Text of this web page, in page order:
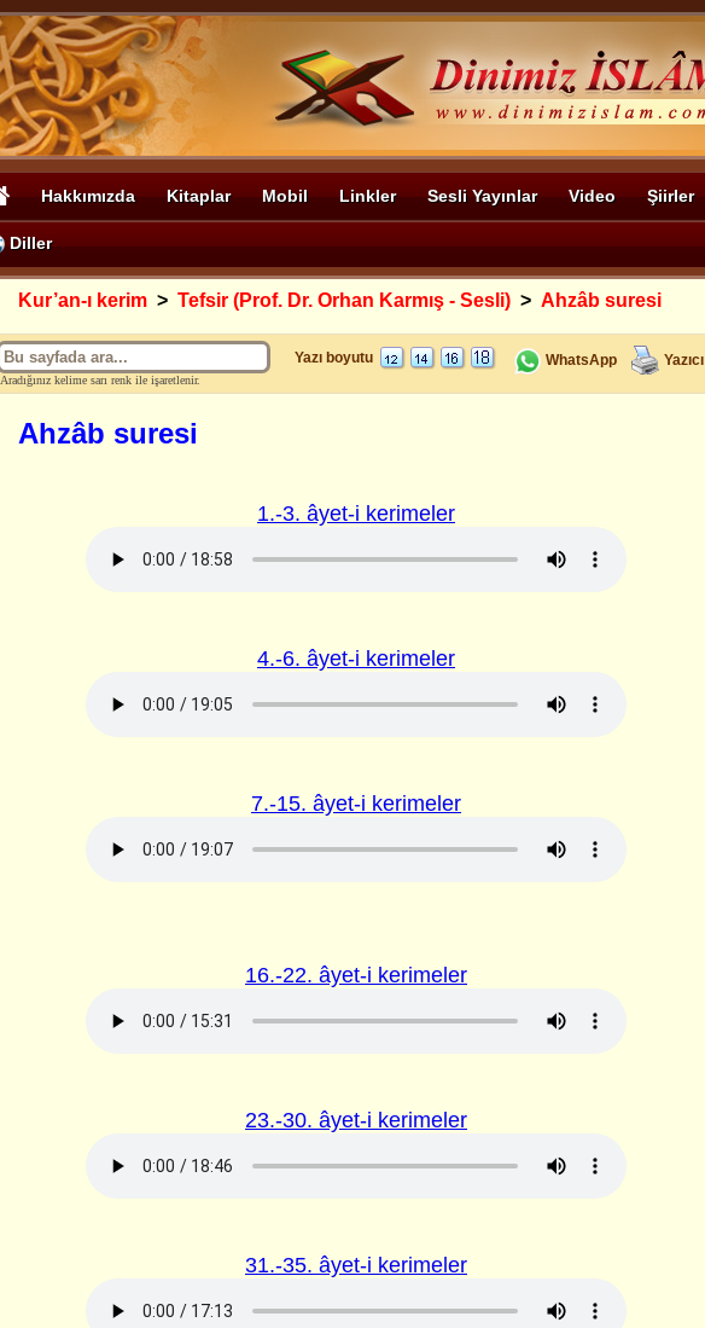
Hakkımızda Kitaplar Mobil Linkler Sesli Yayınlar Video Şiirler
Diller
Kur’an-ı kerim > Tefsir (Prof. Dr. Orhan Karmış - Sesli) > Ahzâb suresi
Aradığınız kelime sarı renk ile işaretlenir.
Yazı boyutu WhatsApp Yazıcı
Ahzâb suresi
1.-3. âyet-i kerimeler
4.-6. âyet-i kerimeler
7.-15. âyet-i kerimeler
16.-22. âyet-i kerimeler
23.-30. âyet-i kerimeler
31.-35. âyet-i kerimeler